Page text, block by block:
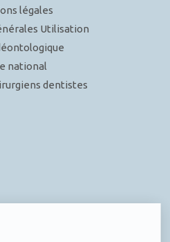
légales
Utilisation
national
dentistes